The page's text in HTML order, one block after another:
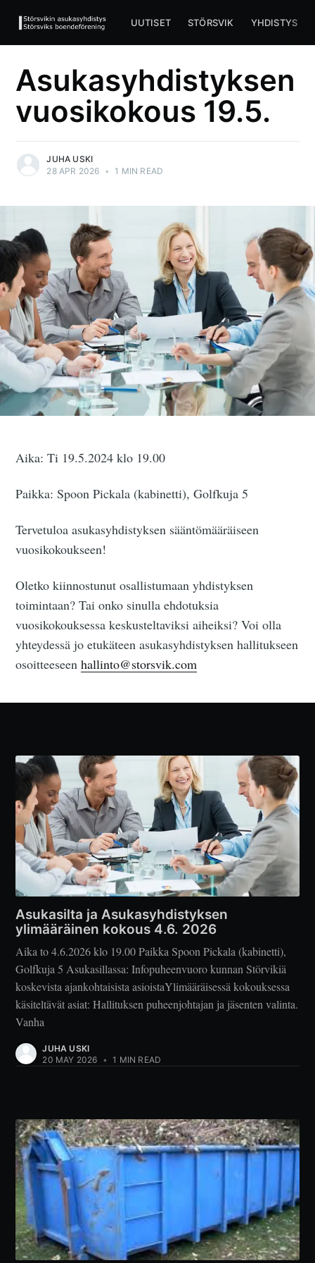
UUTISET STÖRSVIK YHDISTYS
Asukasyhdistyksen
vuosikokous 19.5.
JUHA USKI
28 APR 2026 • 1 MIN READ
Aika: Ti 19.5.2024 klo 19.00
Paikka: Spoon Pickala (kabinetti), Golfkuja 5
Tervetuloa asukasyhdistyksen sääntömääräiseen
vuosikokoukseen!
Oletko kiinnostunut osallistumaan yhdistyksen
toimintaan? Tai onko sinulla ehdotuksia
vuosikokouksessa keskusteltaviksi aiheiksi? Voi olla
yhteydessä jo etukäteen asukasyhdistyksen hallitukseen
osoitteeseenhallinto@storsvik.com
Asukasilta ja Asukasyhdistyksen
ylimääräinen kokous 4.6. 2026
Aika to 4.6.2026 klo 19.00 Paikka Spoon Pickala (kabinetti),
Golfkuja 5 Asukasillassa: Infopuheenvuoro kunnan Störvikiä
koskevista ajankohtaisista asioistaYlimääräisessä kokouksessa
käsiteltävät asiat: Hallituksen puheenjohtajan ja jäsenten valinta.
Vanha
JUHA USKI
20 MAY 2026 • 1 MIN READ